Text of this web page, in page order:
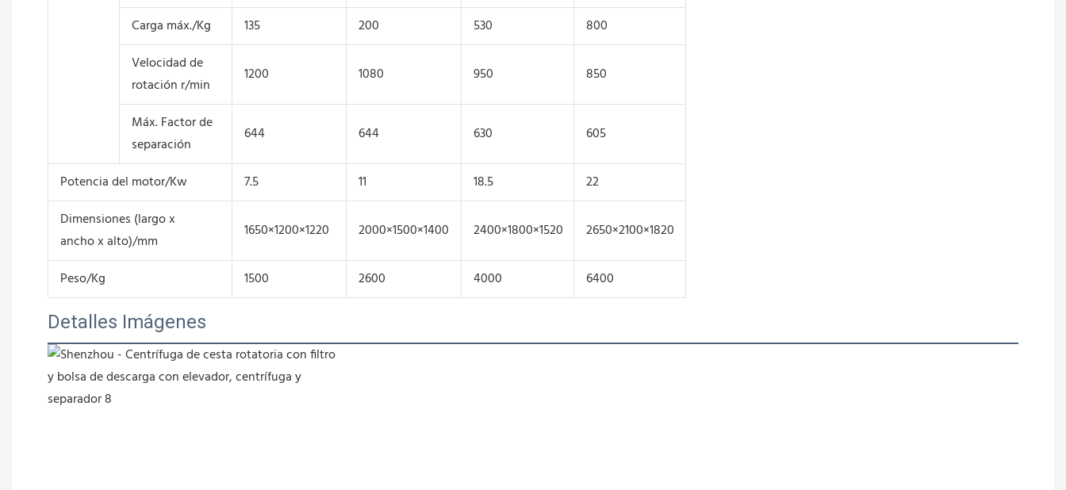
Carga máx./Kg 135 200 530
800
Velocidad de
rotación r/min
1200 1080 950 850
Máx. Factor de
separación
644 644 630 605
Potencia del motor/Kw 7.5 11 18.5
22
Dimensiones (largo x
ancho x alto)/mm
1650×1200×1220 2000×1500×1400 2400×1800×1520 2650×2100×1820
Peso/Kg 1500 2600 4000 6400
Detalles Imágenes